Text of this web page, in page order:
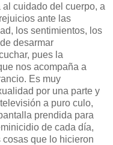
cuidado del cuerpo, a
ante las
los sentimientos, los
desarmar
pues la
nos acompaña a
Es muy
por una parte y
a puro culo,
prendida para
de cada día,
que lo hicieron